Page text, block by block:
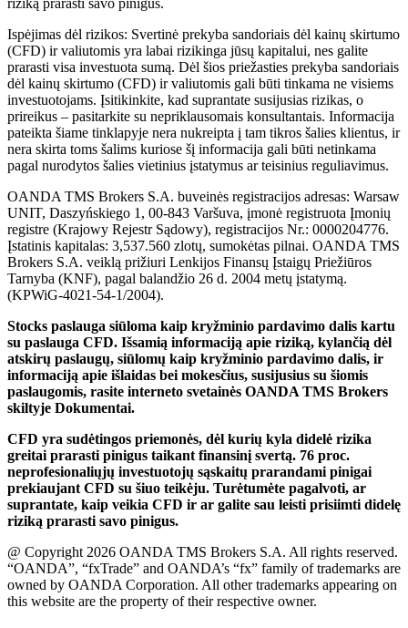
Ispėjimas dėl rizikos: Svertinė prekyba sandoriais dėl kainų skirtumo
(CFD) ir valiutomis yra labai rizikinga jūsų kapitalui, nes galite
prarasti visa investuota sumą. Dėl šios priežasties prekyba sandoriais
dėl kainų skirtumo (CFD) ir valiutomis gali būti tinkama ne visiems
investuotojams. Įsitikinkite, kad suprantate susijusias rizikas, o
prireikus – pasitarkite su nepriklausomais konsultantais. Informacija
pateikta šiame tinklapyje nera nukreipta į tam tikros šalies klientus, ir
nera skirta toms šalims kuriose šį informacija gali būti netinkama
pagal nurodytos šalies vietinius įstatymus ar teisinius reguliavimus.
OANDA TMS Brokers S.A. buveinės registracijos adresas: Warsaw
UNIT, Daszyńskiego 1, 00-843 Varšuva, įmonė registruota Įmonių
registre (Krajowy Rejestr Sądowy), registracijos Nr.: 0000204776.
Įstatinis kapitalas: 3,537.560 zlotų, sumokėtas pilnai. OANDA TMS
Brokers S.A. veiklą prižiuri Lenkijos Finansų Įstaigų Priežiūros
Tarnyba (KNF), pagal balandžio 26 d. 2004 metų įstatymą.
(KPWiG-4021-54-1/2004).
Stocks paslauga siūloma kaip kryžminio pardavimo dalis kartu
su paslauga CFD. Išsamią informaciją apie riziką, kylančią dėl
atskirų paslaugų, siūlomų kaip kryžminio pardavimo dalis, ir
informaciją apie išlaidas bei mokesčius, susijusius su šiomis
paslaugomis, rasite interneto svetainės OANDA TMS Brokers
skiltyje Dokumentai.
CFD yra sudėtingos priemonės, dėl kurių kyla didelė rizika
greitai prarasti pinigus taikant finansinį svertą. 76 proc.
neprofesionaliųjų investuotojų sąskaitų prarandami pinigai
prekiaujant CFD su šiuo teikėju. Turėtumėte pagalvoti, ar
suprantate, kaip veikia CFD ir ar galite sau leisti prisiimti didelę
riziką prarasti savo pinigus.
@ Copyright 2026 OANDA TMS Brokers S.A. All rights reserved.
“OANDA”, “fxTrade” and OANDA’s “fx” family of trademarks are
owned by OANDA Corporation. All other trademarks appearing on
this website are the property of their respective owner.